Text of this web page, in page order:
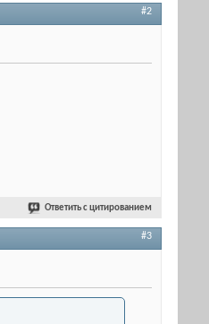
#2
Ответить с цитированием
#3